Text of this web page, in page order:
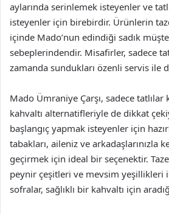
aylarında serinlemek isteyenler ve
isteyenler için birebirdir. Ürünlerin
içinde Mado’nun edindiği sadık
sebeplerindendir. Misafirler, sadece
zamanda sundukları özenli servis ile
Mado Ümraniye Çarşı, sadece
kahvaltı alternatifleriyle de dikkat
başlangıç yapmak isteyenler için
tabakları, aileniz ve arkadaşlarınızla
geçirmek için ideal bir seçenektir.
peynir çeşitleri ve mevsim yeşillikleri
sofralar, sağlıklı bir kahvaltı için